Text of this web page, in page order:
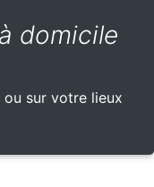
domicile
ou sur votre lieux